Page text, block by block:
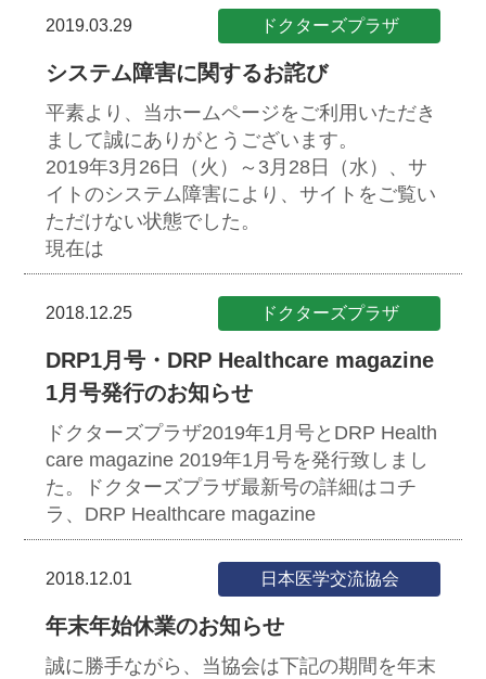
2019.03.29 ドクターズプラザ
システム障害に関するお詫び
平素より、当ホームページをご利用いただき
まして誠にありがとうございます。
2019年3月26日（火）～3月28日（水）、サ
イトのシステム障害により、サイトをご覧い
ただけない状態でした。
現在は
2018.12.25 ドクターズプラザ
DRP1月号・DRP Healthcare magazine
1月号発行のお知らせ
ドクターズプラザ2019年1月号とDRP Health
care magazine 2019年1月号を発行致しまし
た。ドクターズプラザ最新号の詳細はコチ
ラ、DRP Healthcare magazine
2018.12.01 日本医学交流協会
年末年始休業のお知らせ
誠に勝手ながら、当協会は下記の期間を年末